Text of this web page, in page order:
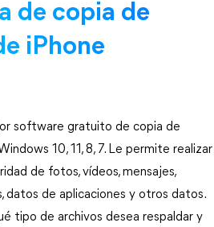
de copia de
iPhone
software gratuito de copia de
10, 11, 8, 7. Le permite realizar
de fotos, vídeos, mensajes,
datos de aplicaciones y otros datos.
tipo de archivos desea respaldar y